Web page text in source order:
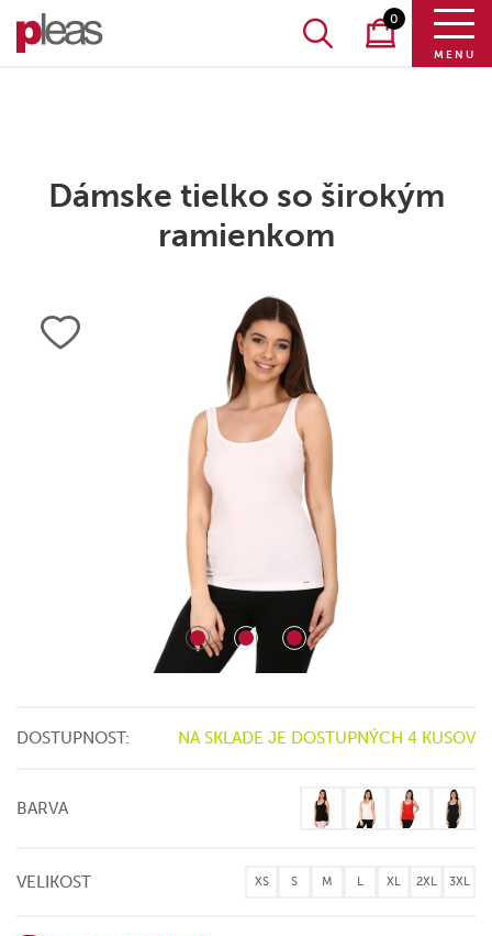
0
MENU
Dámske tielko so širokým
ramienkom
DOSTUPNOST: NA SKLADE JE DOSTUPNÝCH 4 KUSOV
BARVA
VELIKOST XS S M L XL 2XL 3XL